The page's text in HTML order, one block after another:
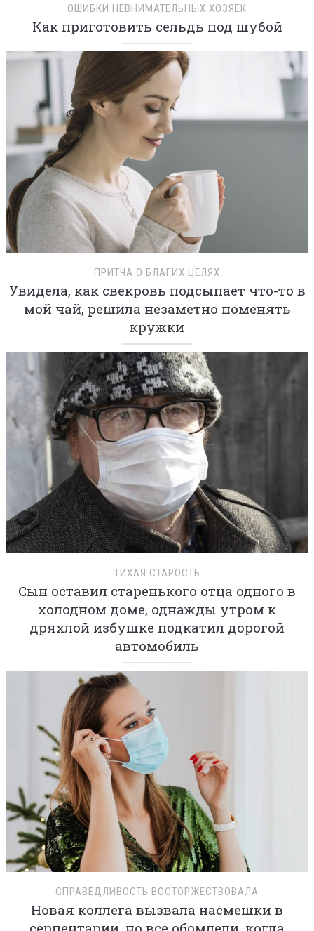
ОШИБКИ НЕВНИМАТЕЛЬНЫХ ХОЗЯЕК
Как приготовить сельдь под шубой
ПРИТЧА О БЛАГИХ ЦЕЛЯХ
Увидела, как свекровь подсыпает что-то в
мой чай, решила незаметно поменять
кружки
ТИХАЯ СТАРОСТЬ
Сын оставил старенького отца одного в
холодном доме, однажды утром к
дряхлой избушке подкатил дорогой
автомобиль
СПРАВЕДЛИВОСТЬ ВОСТОРЖЕСТВОВАЛА
Новая коллега вызвала насмешки в